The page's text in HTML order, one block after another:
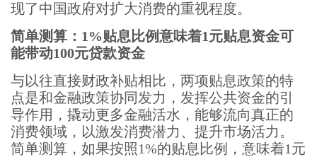
现了中国政府对扩大消费的重视程度。
简单测算：1%贴息比例意味着1元贴息资金可
能带动100元贷款资金
与以往直接财政补贴相比，两项贴息政策的特
点是和金融政策协同发力，发挥公共资金的引
导作用，撬动更多金融活水，能够流向真正的
消费领域，以激发消费潜力、提升市场活力。
简单测算，如果按照1%的贴息比例，意味着1元